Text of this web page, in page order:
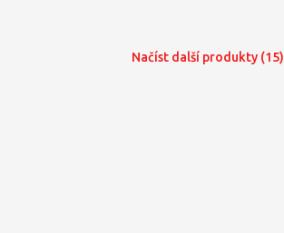
Načíst další produkty (15)